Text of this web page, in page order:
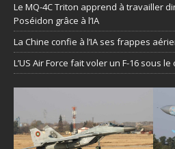
Le MQ-4C Triton apprend à travailler
Poséidon grâce à l’IA
La Chine confie à l’IA ses frappes
L’US Air Force fait voler un F-16 sous le